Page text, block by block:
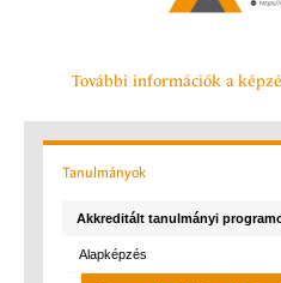
További információk a
Tanulmányok
Akkreditált tanulmányi
Alapképzés